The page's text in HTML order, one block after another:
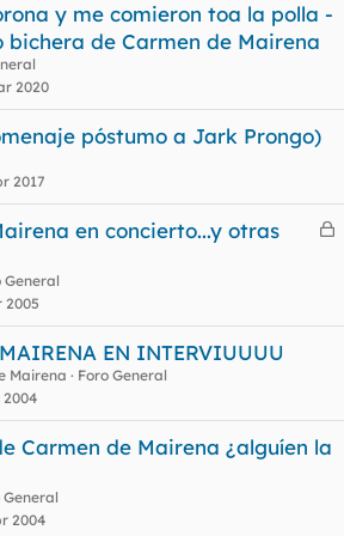
y me comieron toa la polla -
bichera de Carmen de Mairena
2020
póstumo a Jark Prongo)
2017
C
a
en concierto...y otras
General
2005
EN INTERVIUUUU
Mairena
Foro General
2004
Carmen de Mairena ¿alguíen la
General
2004